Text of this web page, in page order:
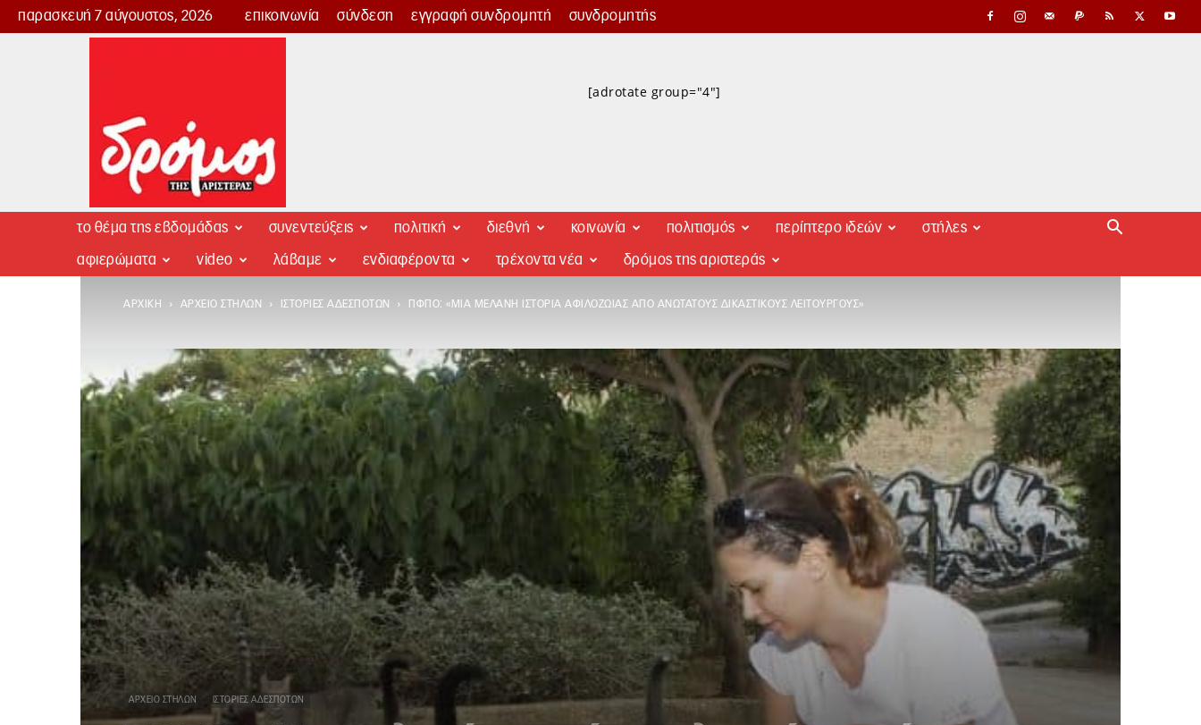
παρασκευή 7 αύγουστος, 2026 επικοινωνία σύνδεση εγγραφή συνδρομητή συνδρομητής
Δρόμος
[adrotate group="4"]
το θέμα της εβδομάδας συνεντεύξεις πολιτική διεθνή κοινωνία πολιτισμός περίπτερο ιδεών στήλες
αφιερώματα video λάβαμε ενδιαφέροντα τρέχοντα νέα δρόμος της αριστεράς
ΑΡΧΙΚΉ ΑΡΧΕΊΟ ΣΤΗΛΏΝ ΙΣΤΟΡΊΕΣ ΑΔΈΣΠΟΤΩΝ ΠΦΠΟ: «ΜΙΑ ΜΕΛΑΝΉ ΙΣΤΟΡΊΑ ΑΦΙΛΟΖΩΊΑΣ ΑΠΌ ΑΝΏΤΑΤΟΥΣ ΔΙΚΑΣΤΙΚΟΎΣ ΛΕΙΤΟΥΡΓΟΎΣ»
ΑΡΧΕΊΟ ΣΤΗΛΏΝ ΙΣΤΟΡΊΕΣ ΑΔΈΣΠΟΤΩΝ